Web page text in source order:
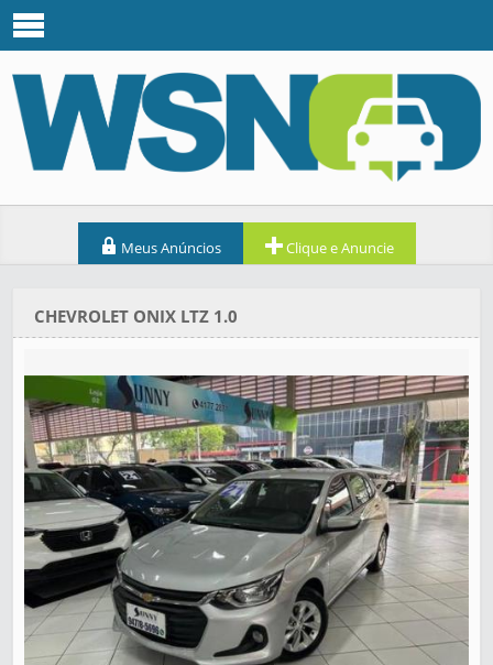
Meus Anúncios Clique e Anuncie
CHEVROLET ONIX LTZ 1.0